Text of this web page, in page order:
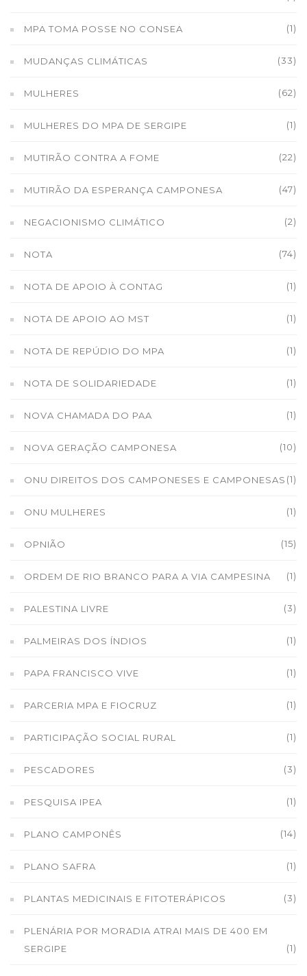
MPA TOMA POSSE NO CONSEA (1)
MUDANÇAS CLIMÁTICAS (33)
MULHERES (62)
MULHERES DO MPA DE SERGIPE (1)
MUTIRÃO CONTRA A FOME (22)
MUTIRÃO DA ESPERANÇA CAMPONESA (47)
NEGACIONISMO CLIMÁTICO (2)
NOTA (74)
NOTA DE APOIO À CONTAG (1)
NOTA DE APOIO AO MST (1)
NOTA DE REPÚDIO DO MPA (1)
NOTA DE SOLIDARIEDADE (1)
NOVA CHAMADA DO PAA (1)
NOVA GERAÇÃO CAMPONESA (10)
ONU DIREITOS DOS CAMPONESES E CAMPONESAS (1)
ONU MULHERES (1)
OPNIÃO (15)
ORDEM DE RIO BRANCO PARA A VIA CAMPESINA (1)
PALESTINA LIVRE (3)
PALMEIRAS DOS ÍNDIOS (1)
PAPA FRANCISCO VIVE (1)
PARCERIA MPA E FIOCRUZ (1)
PARTICIPAÇÃO SOCIAL RURAL (1)
PESCADORES (3)
PESQUISA IPEA (1)
PLANO CAMPONÊS (14)
PLANO SAFRA (1)
PLANTAS MEDICINAIS E FITOTERÁPICOS (3)
PLENÁRIA POR MORADIA ATRAI MAIS DE 400 EM
SERGIPE
(1)